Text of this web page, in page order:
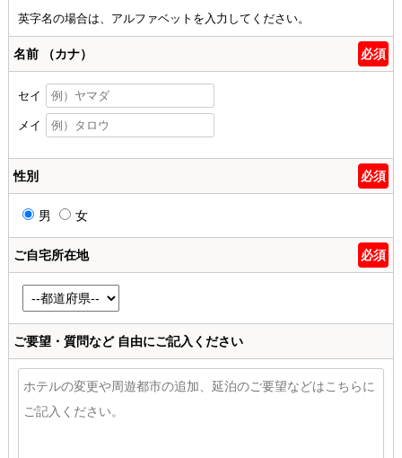
英字名の場合は、アルファベットを入力してください。
名前 （カナ） 必須
セイ
メイ
性別 必須
男 女
ご自宅所在地 必須
ご要望・質問など自由にご記入ください